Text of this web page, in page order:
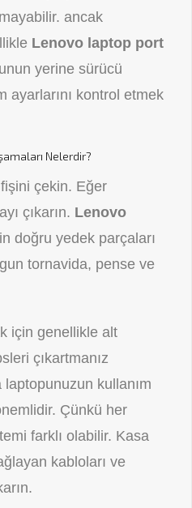
ancak
Lenovo laptop port
yerine sürücü
ayarlarını kontrol etmek
Nelerdir?
çekin. Eğer
çıkarın. Lenovo
doğru yedek parçaları
tornavida, pense ve
için genellikle alt
çıkartmanız
kullanım
Çünkü her
farklı olabilir. Kasa
kabloları ve